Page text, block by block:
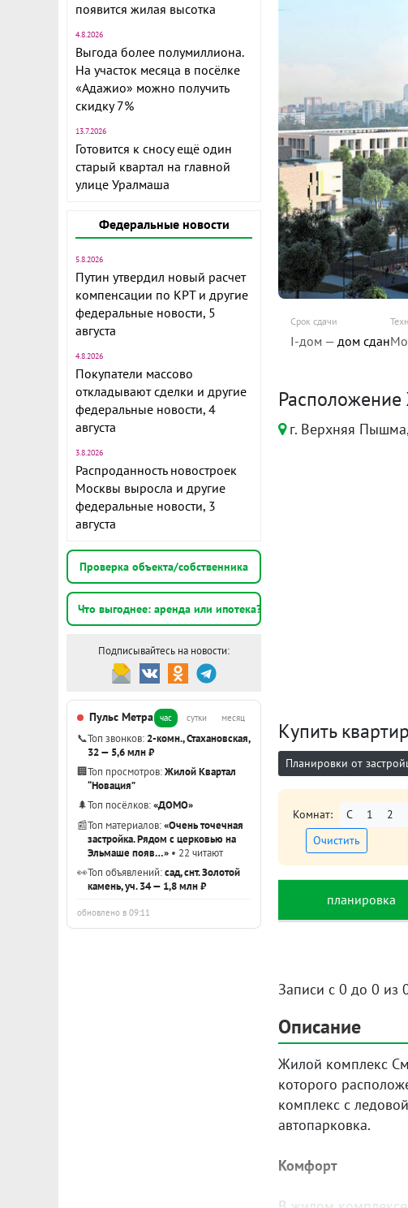
появится жилая высотка
4.8.2026
Выгода более полумиллиона.
На участок месяца в посёлке
«Адажио» можно получить
скидку 7%
13.7.2026
Готовится к сносу ещё один
старый квартал на главной
улице Уралмаша
Федеральные новости
5.8.2026
Путин утвердил новый расчет
компенсации по КРТ и другие
федеральные новости, 5
августа
4.8.2026
Покупатели массово
откладывают сделки и другие
федеральные новости, 4
августа
3.8.2026
Распроданность новостроек
Москвы выросла и другие
федеральные новости, 3
августа
Проверка объекта/собственника
Что выгоднее: аренда или ипотека?
Подписывайтесь на новости:
Пульс Метра час сутки месяц
📞Топ звонков: 2-комн., Стахановская,
32 — 5,6 млн ₽
🏢Топ просмотров:Жилой Квартал
“Новация”
🌲Топ посёлков:«ДОМО»
📰Топ материалов:«Очень точечная
застройка. Рядом с церковью на
Эльмаше появ…» • 22 читают
👀Топ объявлений:сад, снт. Золотой
камень, уч. 34 — 1,8 млн ₽
обновлено в 09:11
Срок сдачи
I-дом — дом сдан
г. Верхняя
Купить
Планировки от
Комнат: С 1 2
Очистить
планировка
Записи с 0 до 0 из
Описание
Жилой комплекс
которого
комплекс с
автопарковка.
Комфорт